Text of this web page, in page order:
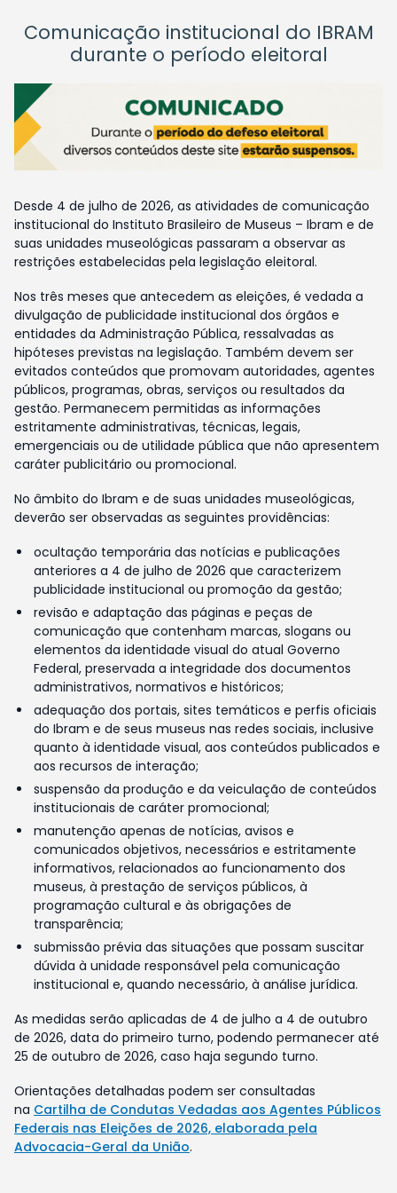
Comunicação institucional do IBRAM
durante o período eleitoral
Desde 4 de julho de 2026, as atividades de comunicação
institucional do Instituto Brasileiro de Museus – Ibram e de
suas unidades museológicas passaram a observar as
restrições estabelecidas pela legislação eleitoral.
Nos três meses que antecedem as eleições, é vedada a
divulgação de publicidade institucional dos órgãos e
entidades da Administração Pública, ressalvadas as
hipóteses previstas na legislação. Também devem ser
evitados conteúdos que promovam autoridades, agentes
públicos, programas, obras, serviços ou resultados da
gestão. Permanecem permitidas as informações
estritamente administrativas, técnicas, legais,
emergenciais ou de utilidade pública que não apresentem
caráter publicitário ou promocional.
No âmbito do Ibram e de suas unidades museológicas,
deverão ser observadas as seguintes providências:
ocultação temporária das notícias e publicações
anteriores a 4 de julho de 2026 que caracterizem
publicidade institucional ou promoção da gestão;
revisão e adaptação das páginas e peças de
comunicação que contenham marcas, slogans ou
elementos da identidade visual do atual Governo
Federal, preservada a integridade dos documentos
administrativos, normativos e históricos;
adequação dos portais, sites temáticos e perfis oficiais
do Ibram e de seus museus nas redes sociais, inclusive
quanto à identidade visual, aos conteúdos publicados e
aos recursos de interação;
suspensão da produção e da veiculação de conteúdos
institucionais de caráter promocional;
manutenção apenas de notícias, avisos e
comunicados objetivos, necessários e estritamente
informativos, relacionados ao funcionamento dos
museus, à prestação de serviços públicos, à
programação cultural e às obrigações de
transparência;
submissão prévia das situações que possam suscitar
dúvida à unidade responsável pela comunicação
institucional e, quando necessário, à análise jurídica.
As medidas serão aplicadas de 4 de julho a 4 de outubro
de 2026, data do primeiro turno, podendo permanecer até
25 de outubro de 2026, caso haja segundo turno.
Orientações detalhadas podem ser consultadas
na Cartilha de Condutas Vedadas aos Agentes Públicos
Federais nas Eleições de 2026, elaborada pela
Advocacia-Geral da União.